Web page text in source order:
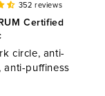
352 reviews
Certified
circle, anti-
anti-puffiness